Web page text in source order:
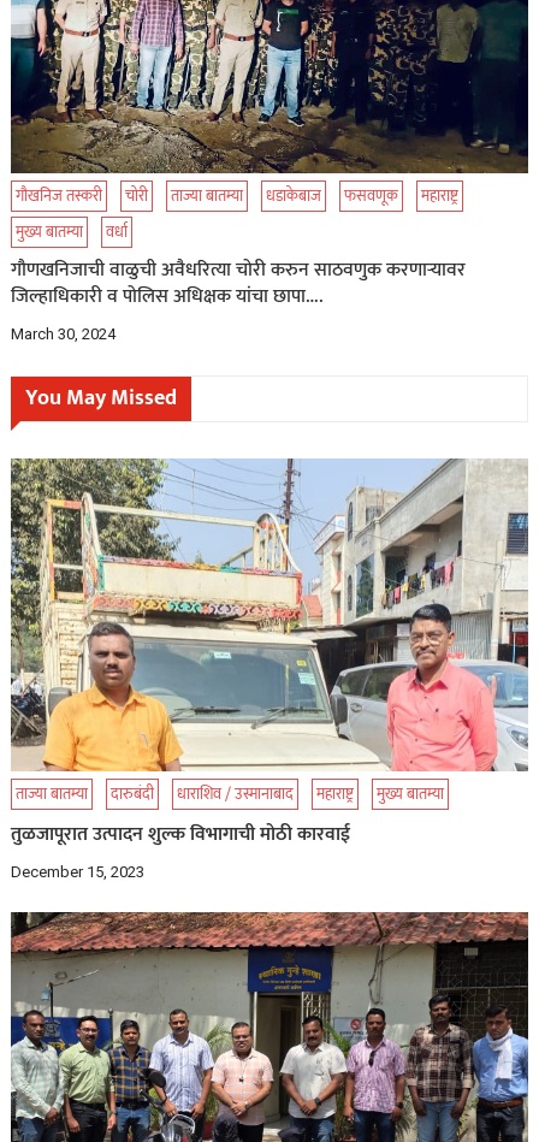
गौखनिज तस्करी चोरी ताज्या बातम्या धडाकेबाज फसवणूक
महाराष्ट्र
मुख्य बातम्या
वर्धा
गौणखनिजाची वाळुची अवैधरित्या चोरी करुन साठवणुक करणाऱ्यावर
जिल्हाधिकारी व पोलिस अधिक्षक यांचा छापा….
March 30, 2024
You May Missed
ताज्या बातम्या दारुबंदी धाराशिव / उस्मानाबाद महाराष्ट्र मुख्य बातम्या
तुळजापूरात उत्पादन शुल्क विभागाची मोठी कारवाई
December 15, 2023